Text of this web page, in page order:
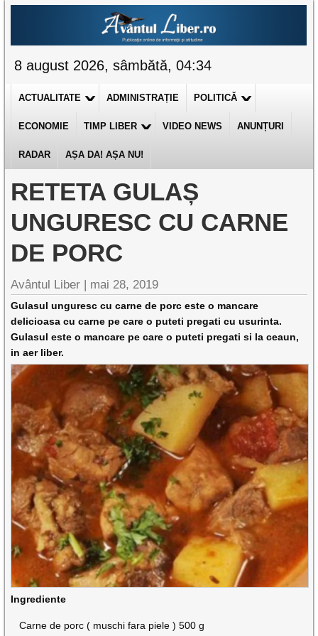
8 august 2026, sâmbătă, 04:34
ACTUALITATE ADMINISTRAȚIE POLITICĂ
ECONOMIE TIMP LIBER VIDEO NEWS ANUNȚURI
RADAR AȘA DA! AȘA NU!
RETETA GULAȘ
UNGURESC CU CARNE
DE PORC
Avântul Liber | mai 28, 2019
Gulasul unguresc cu carne de porc este o mancare
delicioasa cu carne pe care o puteti pregati cu usurinta.
Gulasul este o mancare pe care o puteti pregati si la ceaun,
in aer liber.
Ingrediente
Carne de porc ( muschi fara piele ) 500 g